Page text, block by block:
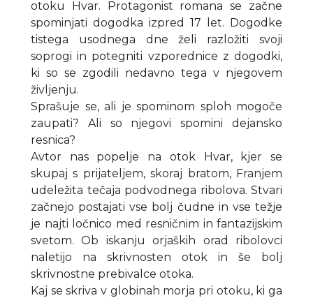
otoku Hvar. Protagonist romana se začne
spominjati dogodka izpred 17 let. Dogodke
tistega usodnega dne želi razložiti svoji
soprogi in potegniti vzporednice z dogodki,
ki so se zgodili nedavno tega v njegovem
življenju.
Sprašuje se, ali je spominom sploh mogoče
zaupati? Ali so njegovi spomini dejansko
resnica?
Avtor nas popelje na otok Hvar, kjer se
skupaj s prijateljem, skoraj bratom, Franjem
udeležita tečaja podvodnega ribolova. Stvari
začnejo postajati vse bolj čudne in vse težje
je najti ločnico med resničnim in fantazijskim
svetom. Ob iskanju orjaških orad ribolovci
naletijo na skrivnosten otok in še bolj
skrivnostne prebivalce otoka.
Kaj se skriva v globinah morja pri otoku, ki ga